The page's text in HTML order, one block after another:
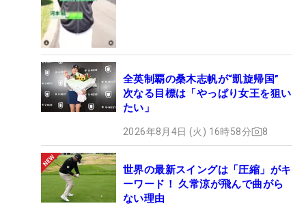
全英制覇の桑木志帆が“凱旋帰国”
次なる目標は「やっぱり女王を狙い
たい」
2026年8月4日 (火) 16時58分 8
世界の最新スイングは「圧縮」がキ
ーワード！ 久常涼が飛んで曲がら
ない理由